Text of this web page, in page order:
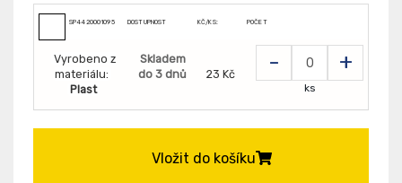
SP4420001095 DOSTUPNOST KČ/KS: POČET
Vyrobeno z
materiálu:
Plast
Skladem
do 3 dnů
23 Kč - +
ks
Vložit do košíku